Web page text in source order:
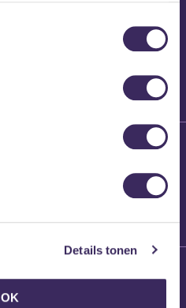
Details tonen
OK
Brennt Vanneste
Willem’s Blog: Ão